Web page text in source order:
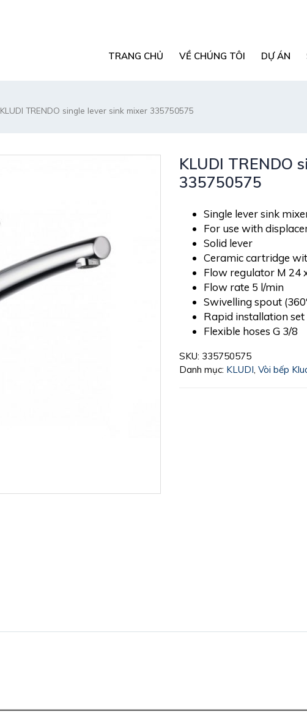
TRANG CHỦ VỀ CHÚNG TÔI DỰ ÁN
KLUDI TRENDO single lever sink mixer 335750575
KLUDI TRENDO
335750575
Single lever sink
For use with
Solid lever
Ceramic cartridge
Flow regulator M 24
Flow rate 5 l/min
Swivelling spout
Rapid installation set
Flexible hoses G 3/8
SKU: 335750575
Danh mục: KLUDI, Vòi bếp